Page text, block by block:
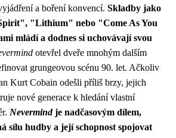
a boření konvencí. Skladby jako
"Lithium" nebo "Come As You
mládí a dodnes si uchovávají svou
otevřel dveře mnohým dalším
grungeovou scénu 90. let. Ačkoliv
Kurt Cobain odešli příliš brzy, jejich
nové generace k hledání vlastní
Nevermindje nadčasovým dílem,
sílu hudby a její schopnost spojovat